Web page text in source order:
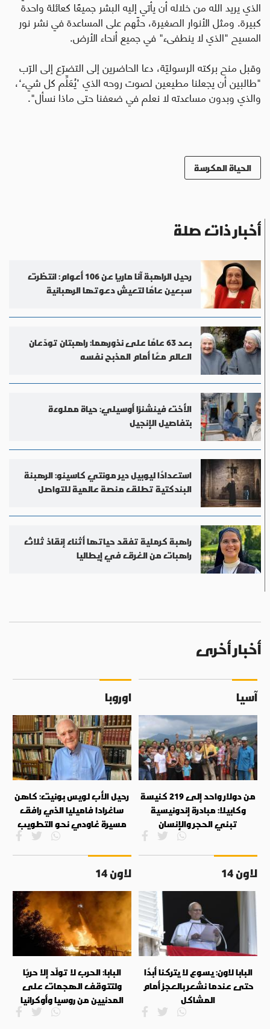
الذي يريد الله من خلاله أن يأتي إليه البشر جميعًا كعائلة واحدة
كبيرة. ومثل الأنوار الصغيرة، حثّهم على المساعدة في نشر نور
المسيح "الذي لا ينطفىء" في جميع أنحاء الأرض.
وقبل منح بركته الرسوليّة، دعا الحاضرين إلى التضرّع إلى الرّب
"طالبين أن يجعلنا مطيعين لصوت روحه الذي ’يُعَلِّم كل شيء‘،
والذي وبدون مساعدته لا نعلم في ضعفنا حتى ماذا نسأل".
الحياة المكرسة
أخبار ذات صلة
رحيل الراهبة آنا ماريا عن 106 أعوام: انتظرت
سبعين عامًا لتعيش دعوتها الرهبانية
بعد 63 عامًا على نذورهما: راهبتان تودّعان
العالم معًا أمام المذبح نفسه
الأخت فينشنزا أوسيلي: حياة مملوءة
بتفاصيل الإنجيل
استعدادًا ليوبيل دير مونتي كاسينو: الرهبنة
البندكتية تطلق منصة عالمية للتواصل
راهبة كرملية تفقد حياتها أثناء إنقاذ ثلاث
راهبات من الغرق في إيطاليا
أخبار أخرى
آسيا
من دولار واحد إلى 219 كنيسة
وكابيلا: مبادرة إندونيسية
تبني الحجر والإنسان
اوروبا
رحيل الأب لويس بونيت: كاهن
ساغرادا فاميليا الذي رافق
مسيرة غاودي نحو التطويب
لاون 14
البابا لاون: يسوع لا يتركنا أبدًا
حتى عندما نشعر بالعجز أمام
المشاكل
لاون 14
البابا: الحرب لا تولّد إلا حربًا
ولتتوقف الهجمات على
المدنيين من روسيا وأوكرانيا